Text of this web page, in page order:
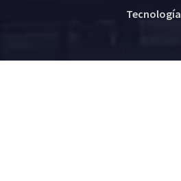
Tecnología